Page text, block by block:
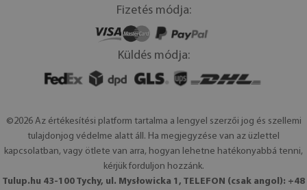
Fizetés módja:
Küldés módja:
©2026 Az értékesítési platform tartalma a lengyel szerzői jog és szellemi
tulajdonjog védelme alatt áll. Ha megjegyzése van az üzlettel
kapcsolatban, vagy ötlete van arra, hogyan lehetne hatékonyabbá tenni,
kérjük forduljon hozzánk.
Tulup.hu 43-100 Tychy, ul. Mysłowicka 1, TELEFON (csak angol): +48